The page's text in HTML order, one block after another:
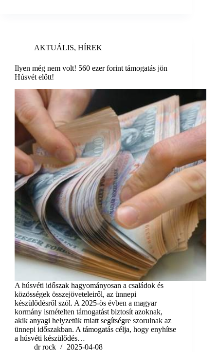
AKTUÁLIS, HÍREK
Ilyen még nem volt! 560 ezer forint támogatás jön
Húsvét előtt!
A húsvéti időszak hagyományosan a családok és
közösségek összejöveteleiről, az ünnepi
készülődésről szól. A 2025-ös évben a magyar
kormány ismételten támogatást biztosít azoknak,
akik anyagi helyzetük miatt segítségre szorulnak az
ünnepi időszakban. A támogatás célja, hogy enyhítse
a húsvéti készülődés…
dr rock
2025-04-08